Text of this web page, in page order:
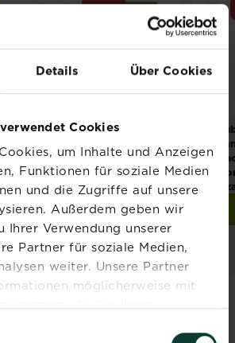
Details Über Cookies
Cookies
um Inhalte und Anzeigen
Funktionen für soziale Medien
und die Zugriffe auf unsere
Außerdem geben wir
Ihrer Verwendung unserer
Partner für soziale Medien,
weiter. Unsere Partner
möglicherweise mit
die Sie ihnen
® Substral®Naturen
Koniferen, Hecken
und Sträucher 1,2 kg
Jetzt kaufenSubstral® Naturen®
Händler und
Verfügbarkeit
vergleichen
NEU